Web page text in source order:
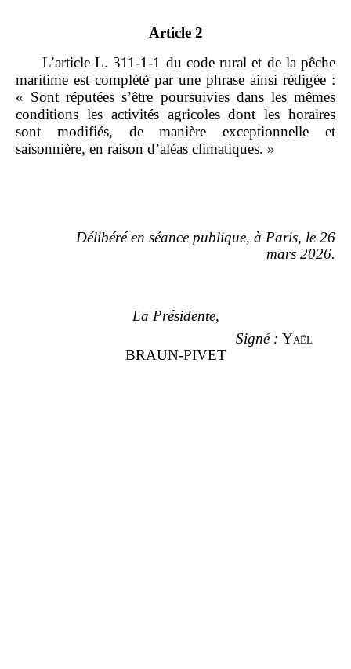
Article 2
L’article L. 311‑1‑1 du code rural et de la pêche
maritime est complété par une phrase ainsi rédigée :
« Sont réputées s’être poursuivies dans les mêmes
conditions les activités agricoles dont les horaires
sont modifiés, de manière exceptionnelle et
saisonnière, en raison d’aléas climatiques. »
Délibéré en séance publique, à Paris, le 26
mars 2026.
La Présidente,
Signé : Yaël
BRAUN-PIVET